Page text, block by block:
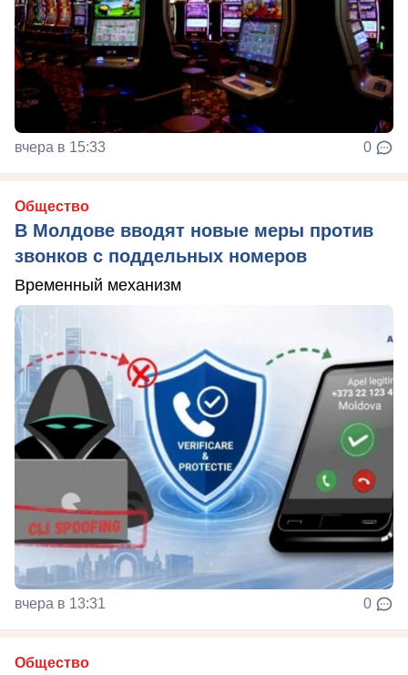
вчера в 15:33 0
Общество
В Молдове вводят новые меры против
звонков с поддельных номеров
Временный механизм
вчера в 13:31 0
Общество